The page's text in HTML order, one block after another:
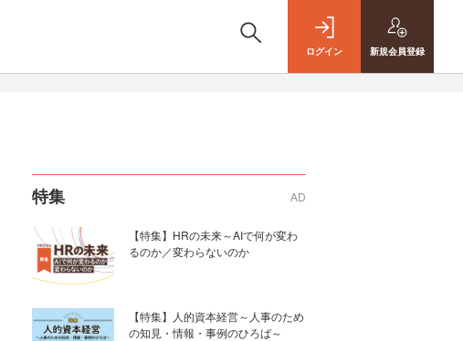
ログイン 新規会員登録
特集 AD
【特集】HRの未来～AIで何が変わ
るのか／変わらないのか
【特集】人的資本経営～人事のため
の知見・情報・事例のひろば～